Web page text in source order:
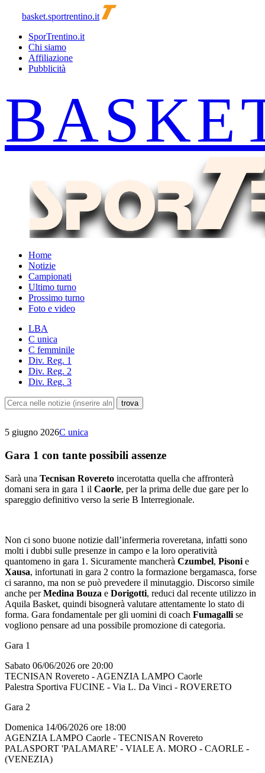
basket.sportrentino.it
SporTrentino.it
Chi siamo
Affiliazione
Pubblicità
Home
Notizie
Campionati
Ultimo turno
Prossimo turno
Foto e video
LBA
C unica
C femminile
Div. Reg. 1
Div. Reg. 2
Div. Reg. 3
5 giugno 2026C unica
Gara 1 con tante possibili assenze
Sarà una Tecnisan Rovereto incerotatta quella che affronterà
domani sera in gara 1 il Caorle, per la prima delle due gare per lo
spareggio definitivo verso la serie B Interregionale.
Non ci sono buone notizie dall’infermeria roveretana, infatti sono
molti i dubbi sulle presenze in campo e la loro operatività
quantomeno in gara 1. Sicuramente mancherà Czumbel, Pisoni e
Xausa, infortunati in gara 2 contro la formazione bergamasca, forse
ci saranno, ma non se può prevedere il minutaggio. Discorso simile
anche perMedina Bouza e Dorigotti, reduci dal recente utilizzo in
Aquila Basket, quindi bisognerà valutare attentamente lo stato di
forma. Gara fondamentale per gli uomini di coach Fumagalli se
vogliono pensare ad una possibile promozione di categoria.
Gara 1
Sabato 06/06/2026 ore 20:00
TECNISAN Rovereto - AGENZIA LAMPO Caorle
Palestra Sportiva FUCINE - Via L. Da Vinci - ROVERETO
Gara 2
Domenica 14/06/2026 ore 18:00
AGENZIA LAMPO Caorle - TECNISAN Rovereto
PALASPORT 'PALAMARE' - VIALE A. MORO - CAORLE -
(VENEZIA)